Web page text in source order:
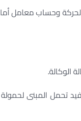
وحساب معامل
تحمل المبنى